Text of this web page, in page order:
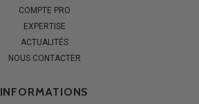
COMPTE PRO
EXPERTISE
ACTUALITÉS
NOUS CONTACTER
INFORMATIONS